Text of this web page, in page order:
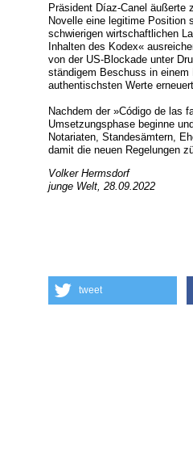
Präsident Díaz-Canel äußerte
Novelle eine legitime Position
schwierigen wirtschaftlichen
Inhalten des Kodex«
von der US-Blockade unter
ständigem Beschuss in
authentischsten Werte
Nachdem der »Código de las
Umsetzungsphase beginne
Notariaten, Standesämtern,
damit die neuen Regelungen
Volker Hermsdorf
junge Welt, 28.09.2022
tweet